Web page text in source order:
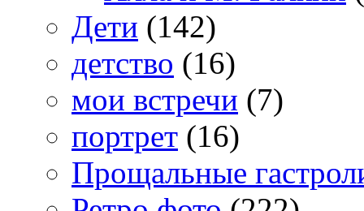
Дети (142)
детство (16)
мои встречи (7)
портрет (16)
Прощальные